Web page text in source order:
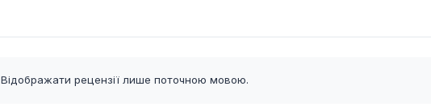
Відображати рецензії лише поточною мовою.